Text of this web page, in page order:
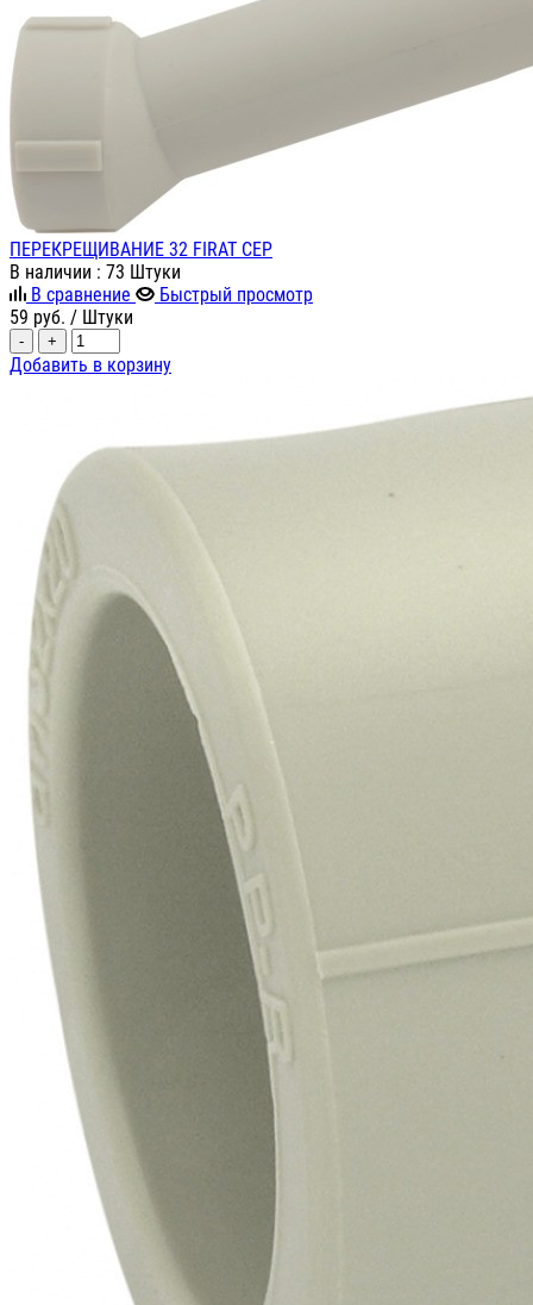
ПЕРЕКРЕЩИВАНИЕ 32 FIRAT СЕР
В наличии : 73 Штуки
В сравнение
Быстрый просмотр
59 руб. / Штуки
- +
Добавить в корзину